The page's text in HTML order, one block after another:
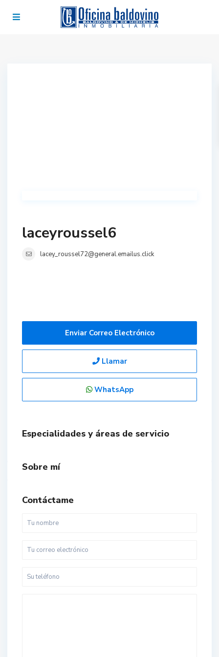
laceyroussel6
lacey_roussel72@general.emailus.click
Enviar Correo Electrónico
Llamar
WhatsApp
Especialidades y áreas de servicio
Sobre mí
Contáctame